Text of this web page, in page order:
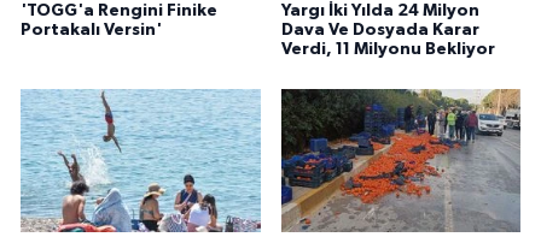
'TOGG'a Rengini Finike
Portakalı Versin'
Yargı İki Yılda 24 Milyon
Dava Ve Dosyada Karar
Verdi, 11 Milyonu Bekliyor